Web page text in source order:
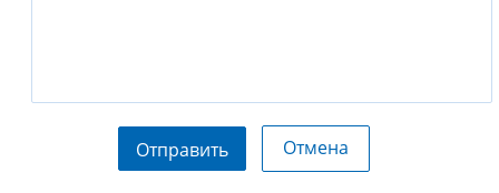
Отправить Отмена